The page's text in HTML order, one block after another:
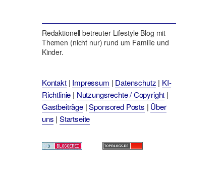
Redaktionell betreuter Lifestyle Blog mit
Themen (nicht nur) rund um Familie und
Kinder.
Kontakt| Impressum | Datenschutz | KI-
Richtlinie | Nutzungsrechte / Copyright |
Gastbeiträge|Sponsored Posts | Über
uns | Startseite